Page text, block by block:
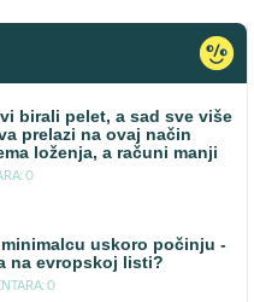
birali pelet, a sad sve više
prelazi na ovaj način
loženja, a računi manji
0
uskoro počinju -
na evropskoj listi?
0